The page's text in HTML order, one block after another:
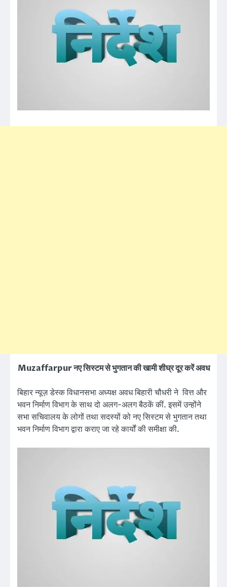
Muzaffarpur नए सिस्टम से भुगतान की खामी शीघ्र दूर करें अवध
बिहार न्यूज़ डेस्क विधानसभा अध्यक्ष अवध बिहारी चौधरी ने वित्त और
भवन निर्माण विभाग के साथ दो अलग-अलग बैठकें कीं. इसमें उन्होंने
सभा सचिवालय के लोगों तथा सदस्यों को नए सिस्टम से भुगतान तथा
भवन निर्माण विभाग द्वारा कराए जा रहे कार्यों की समीक्षा की.